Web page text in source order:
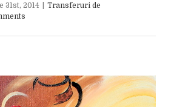
31st, 2014
Transferuri de